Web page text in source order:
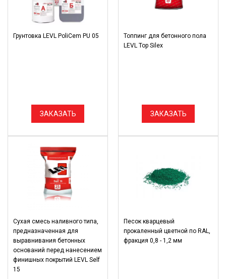
Грунтовка LEVL PoliCem PU 05
ЗАКАЗАТЬ
Топпинг для бетонного пола
LEVL Top Silex
ЗАКАЗАТЬ
Сухая смесь наливного типа,
предназначенная для
выравнивания бетонных
оснований перед нанесением
финишных покрытий LEVL Self
15
Песок кварцевый
прокаленный цветной по RAL,
фракция 0,8 - 1,2 мм